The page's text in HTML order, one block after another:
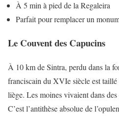
À 5 min à pied de la Regaleira
Parfait pour remplacer un
Le Couvent des Capucins
À 10 km de Sintra, perdu dans la
franciscain du XVIe siècle est taillé
liège. Les moines vivaient dans
C’est l’antithèse absolue de